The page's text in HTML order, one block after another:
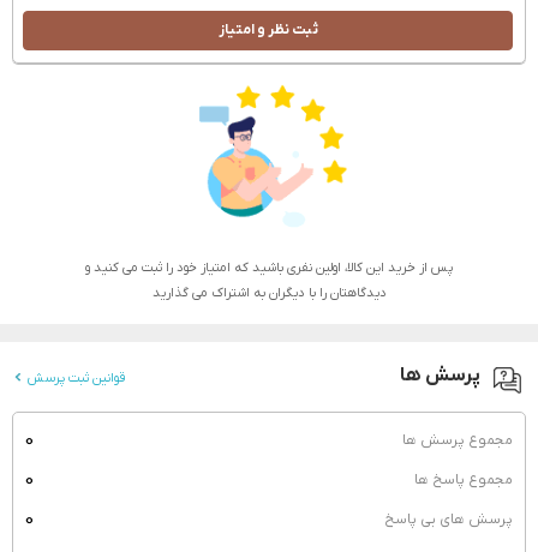
ثبت نظر و امتیاز
پس از خرید این کالا، اولین نفری باشید که امتیاز خود را ثبت می کنید و
دیدگاهتان را با دیگران به اشتراک می گذارید
پرسش ها قوانین ثبت پرسش
مجموع پرسش ها 0
مجموع پاسخ ها 0
پرسش های بی پاسخ 0